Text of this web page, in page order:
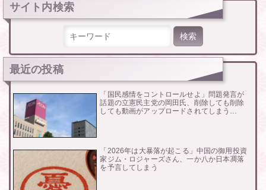
サイト内検索
最近の投稿
「国民感情をコントロールせよ」問題発言が
話題の立憲民主党の岡田氏、削除しても削除
しても動画がアップロードされてしまう…
「2026年は大暴落が起こる」中国の御用投資
家ジム・ロジャーズさん、一か八か日本凋落
を予言してしまう